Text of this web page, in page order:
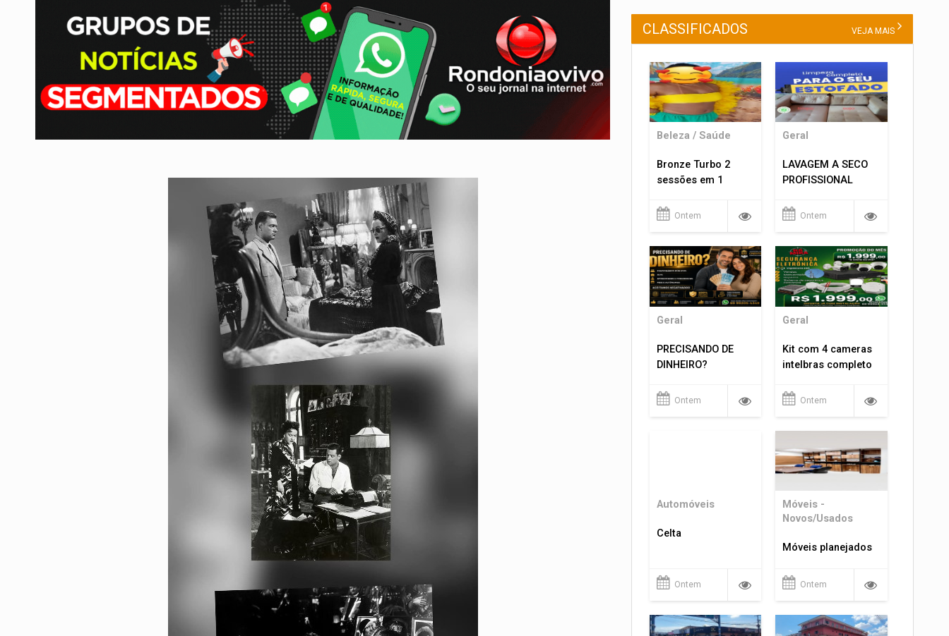
CLASSIFICADOS VEJA MAIS
Beleza / Saúde
Bronze Turbo 2
sessões em 1
Ontem
Geral
LAVAGEM A SECO
PROFISSIONAL
Ontem
Geral
PRECISANDO DE
DINHEIRO?
Ontem
Geral
Kit com 4 cameras
intelbras completo
Ontem
Automóveis
Celta
Ontem
Móveis -
Novos/Usados
Móveis planejados
Ontem